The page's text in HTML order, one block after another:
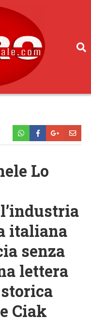
Lo
italiana
senza
lettera
Ciak